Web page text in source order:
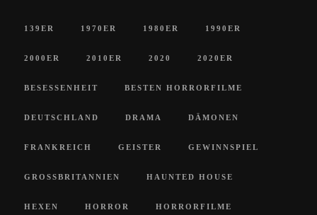
139ER 1970ER 1980ER 1990ER
2000ER 2010ER 2020 2020ER
BESESSENHEIT BESTEN HORRORFILME
DEUTSCHLAND DRAMA DÄMONEN
FRANKREICH GEISTER GEWINNSPIEL
GROSSBRITANNIEN HAUNTED HOUSE
HEXEN HORROR HORRORFILME